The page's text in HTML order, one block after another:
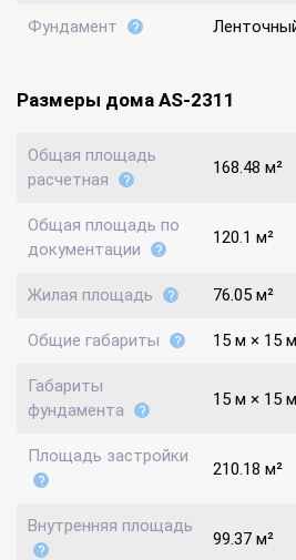
Фундамент
Размеры дома AS-2311
Общая площадь
расчетная
168.48 м²
Общая площадь по
документации
120.1 м²
Жилая площадь 76.05 м²
Общие габариты 15 м × 15 м
Габариты
фундамента
15 м × 15 м
Площадь застройки
210.18 м²
Внутренняя площадь
99.37 м²